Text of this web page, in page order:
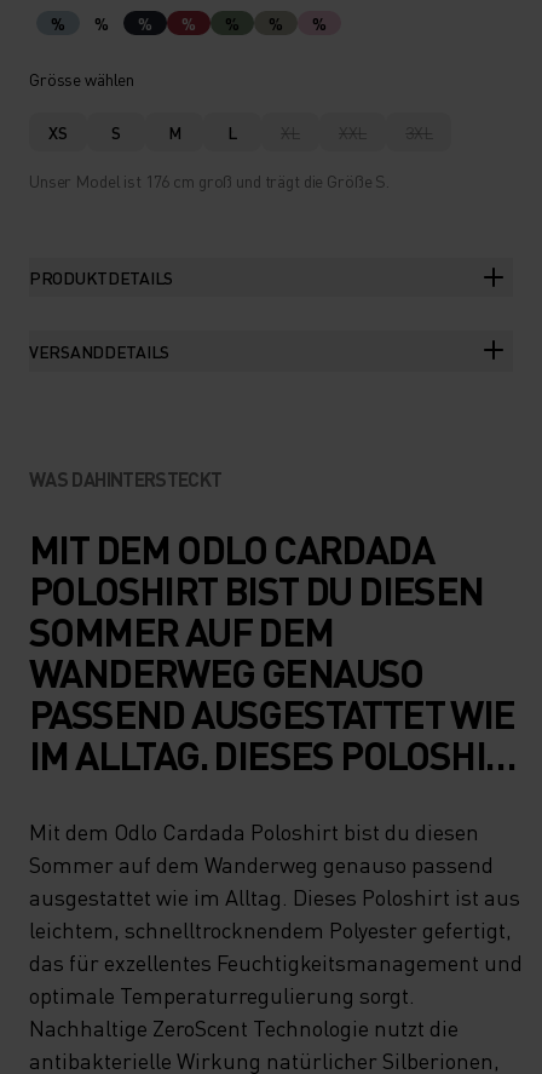
% % % % % % %
Grösse wählen
XS S M L XL XXL 3XL
Unser Model ist 176 cm groß und trägt die Größe S.
PRODUKTDETAILS
VERSANDDETAILS
WAS DAHINTERSTECKT
MIT DEM ODLO CARDADA
POLOSHIRT BIST DU DIESEN
SOMMER AUF DEM
WANDERWEG GENAUSO
PASSEND AUSGESTATTET WIE
IM ALLTAG. DIESES POLOSHIRT
SCHNELLTROCKNENDEM
POLYESTER GEFERTIGT, DAS
FÜR EXZELLENTES
FEUCHTIGKEITSMANAGEMENT
UND OPTIMALE
TEMPERATURREGULIERUNG
Mit dem Odlo Cardada Poloshirt bist du diesen
Sommer auf dem Wanderweg genauso passend
ausgestattet wie im Alltag. Dieses Poloshirt ist aus
leichtem, schnelltrocknendem Polyester gefertigt,
das für exzellentes Feuchtigkeitsmanagement und
optimale Temperaturregulierung sorgt.
Nachhaltige ZeroScent Technologie nutzt die
antibakterielle Wirkung natürlicher Silberionen,